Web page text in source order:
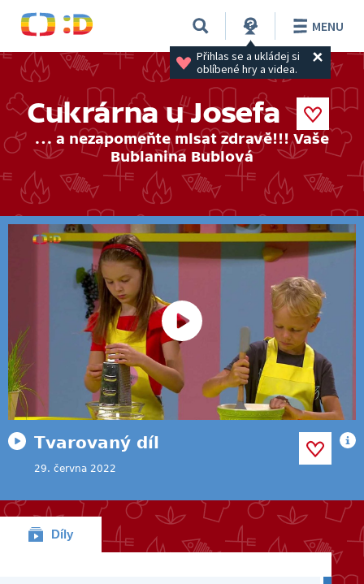
Přihlas se a ukládej si
oblíbené hry a videa.
MENU
Cukrárna u Josefa
… a nezapomeňte mlsat zdravě!!! Vaše
Bublanina Bublová
Tvarovaný díl
29. června 2022
Díly